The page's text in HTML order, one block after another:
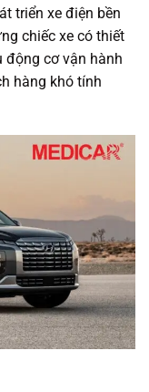
triển xe điện bền
chiếc xe có thiết
động cơ vận hành
hàng khó tính